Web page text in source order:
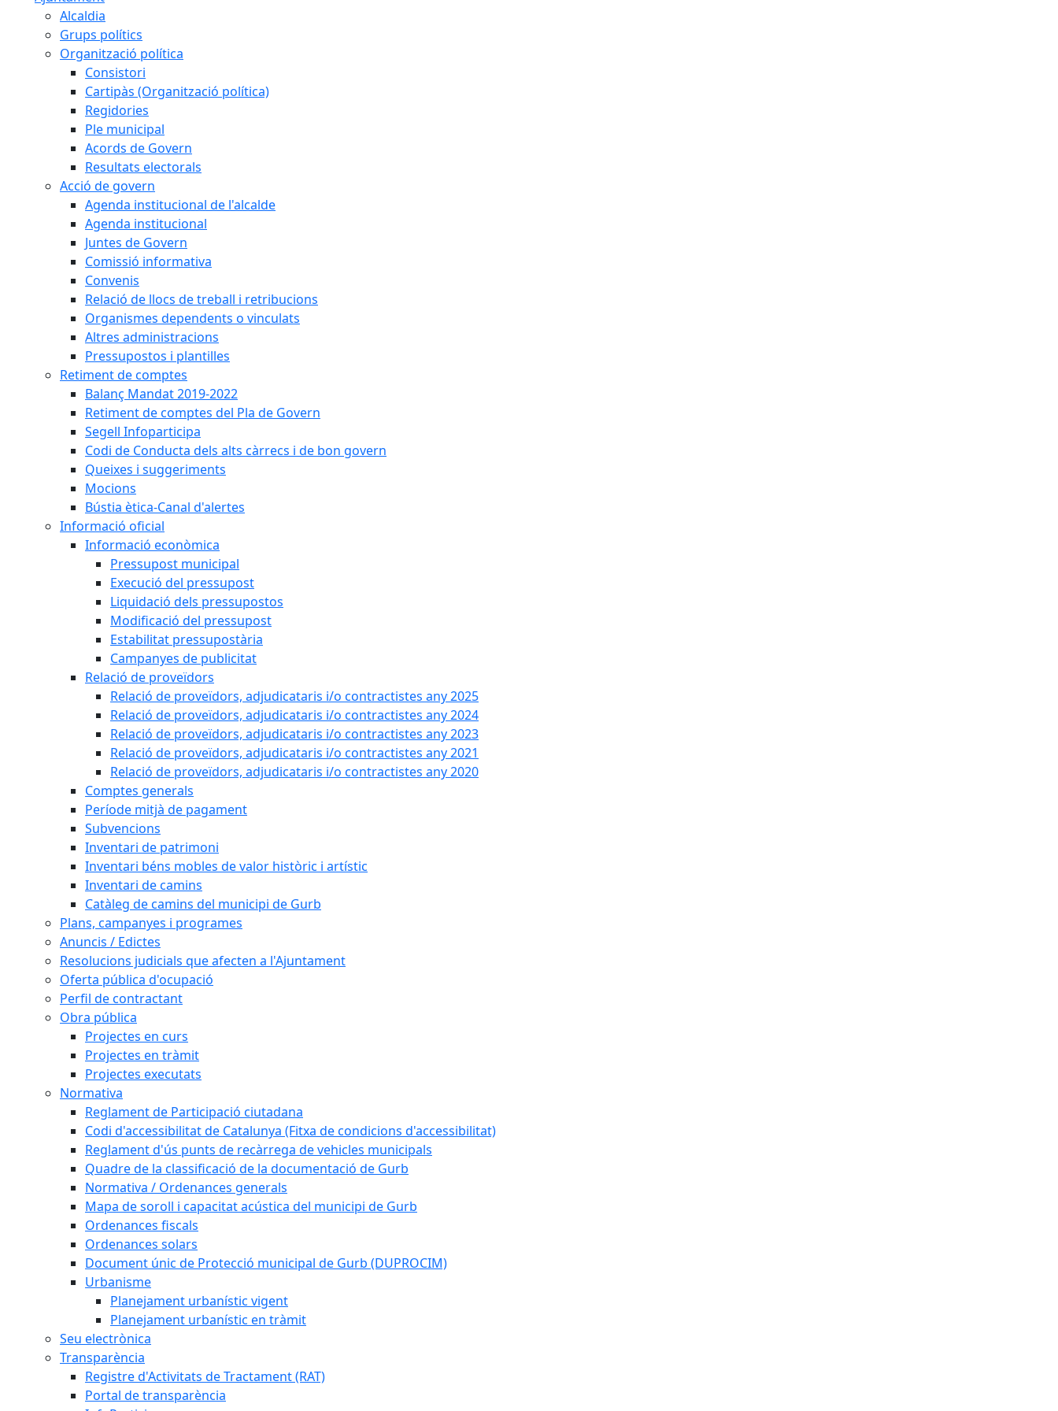
Alcaldia
Grups polítics
Organització política
Consistori
Cartipàs (Organització política)
Regidories
Ple municipal
Acords de Govern
Resultats electorals
Acció de govern
Agenda institucional de l'alcalde
Agenda institucional
Juntes de Govern
Comissió informativa
Convenis
Relació de llocs de treball i retribucions
Organismes dependents o vinculats
Altres administracions
Pressupostos i plantilles
Retiment de comptes
Balanç Mandat 2019-2022
Retiment de comptes del Pla de Govern
Segell Infoparticipa
Codi de Conducta dels alts càrrecs i de bon govern
Queixes i suggeriments
Mocions
Bústia ètica-Canal d'alertes
Informació oficial
Informació econòmica
Pressupost municipal
Execució del pressupost
Liquidació dels pressupostos
Modificació del pressupost
Estabilitat pressupostària
Campanyes de publicitat
Relació de proveïdors
Relació de proveïdors, adjudicataris i/o contractistes any 2025
Relació de proveïdors, adjudicataris i/o contractistes any 2024
Relació de proveïdors, adjudicataris i/o contractistes any 2023
Relació de proveïdors, adjudicataris i/o contractistes any 2021
Relació de proveïdors, adjudicataris i/o contractistes any 2020
Comptes generals
Període mitjà de pagament
Subvencions
Inventari de patrimoni
Inventari béns mobles de valor històric i artístic
Inventari de camins
Catàleg de camins del municipi de Gurb
Plans, campanyes i programes
Anuncis / Edictes
Resolucions judicials que afecten a l'Ajuntament
Oferta pública d'ocupació
Perfil de contractant
Obra pública
Projectes en curs
Projectes en tràmit
Projectes executats
Normativa
Reglament de Participació ciutadana
Codi d'accessibilitat de Catalunya (Fitxa de condicions d'accessibilitat)
Reglament d'ús punts de recàrrega de vehicles municipals
Quadre de la classificació de la documentació de Gurb
Normativa / Ordenances generals
Mapa de soroll i capacitat acústica del municipi de Gurb
Ordenances fiscals
Ordenances solars
Document únic de Protecció municipal de Gurb (DUPROCIM)
Urbanisme
Planejament urbanístic vigent
Planejament urbanístic en tràmit
Seu electrònica
Transparència
Registre d'Activitats de Tractament (RAT)
Portal de transparència